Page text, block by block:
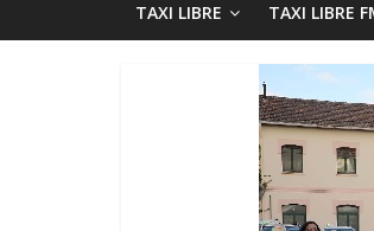
TAXI LIBRE TAXI LIBRE